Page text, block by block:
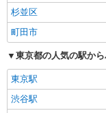
杉並区
町田市
東京都の人気の駅か
東京駅
渋谷駅